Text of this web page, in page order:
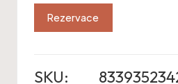
Rezervace
SKU: